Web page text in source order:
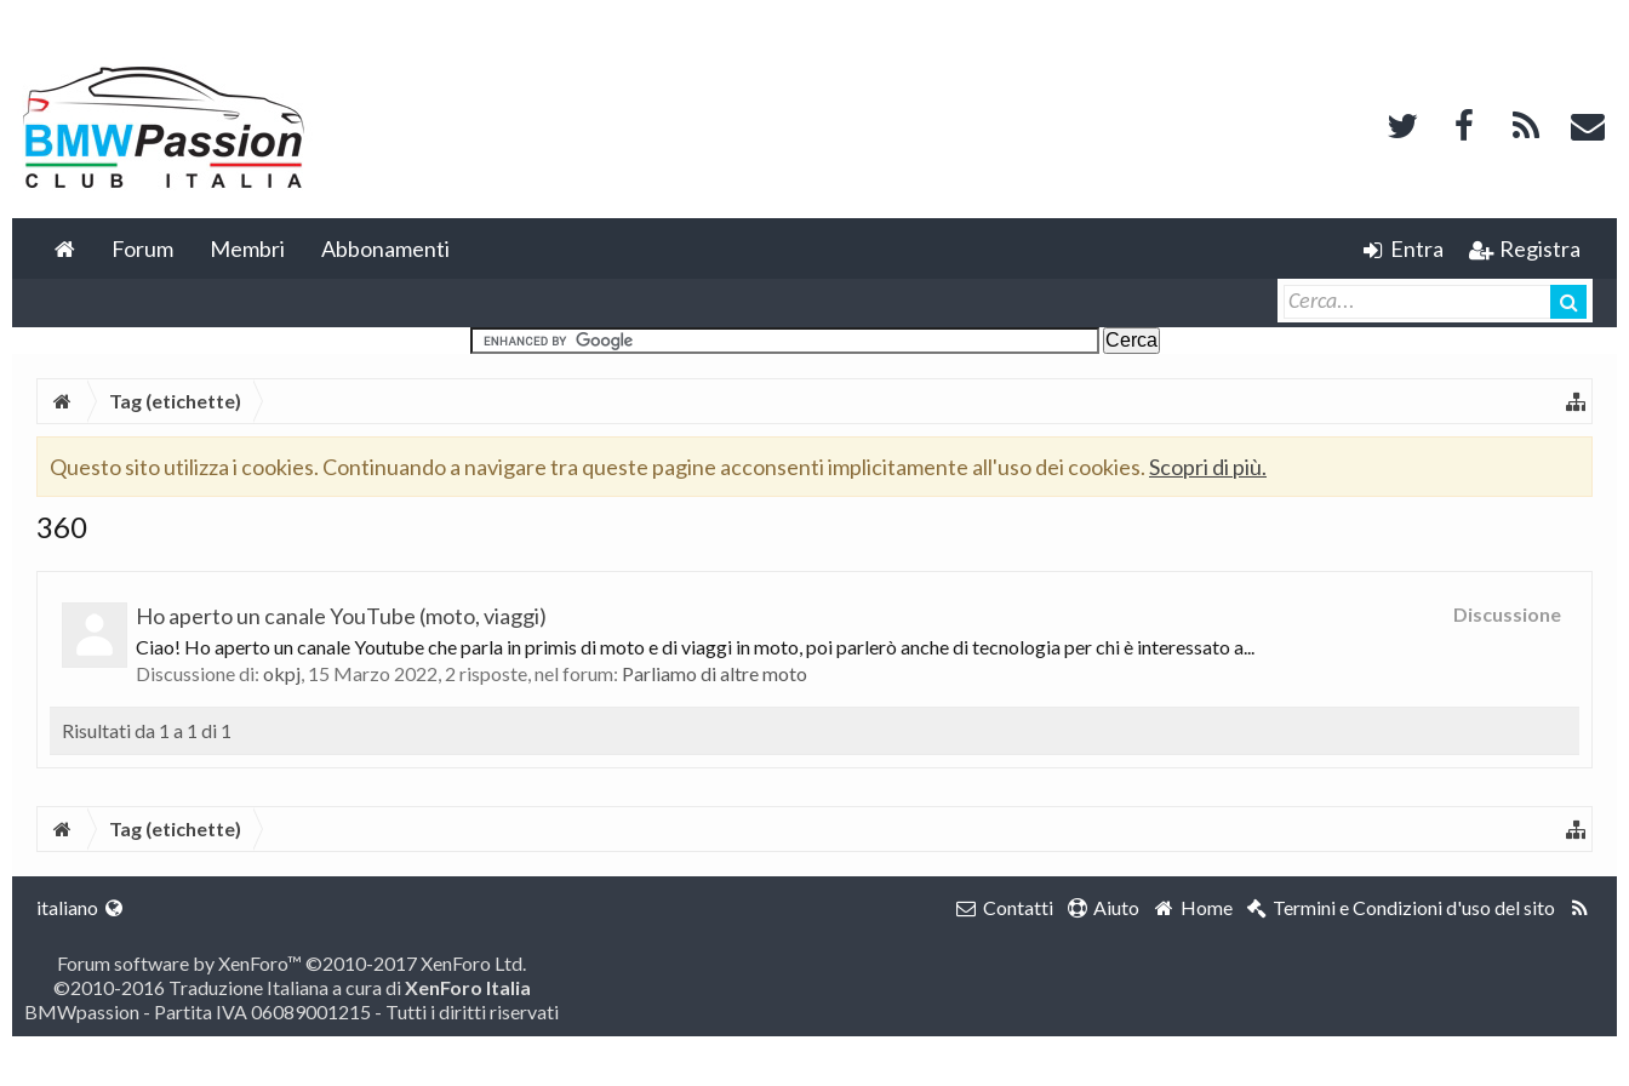
Forum Membri Abbonamenti Entra Registra
Tag (etichette)
Questo sito utilizza i cookies. Continuando a navigare tra queste pagine acconsenti implicitamente all'uso dei cookies.Scopri di più.
360
Discussione
Ho aperto un canale YouTube (moto, viaggi)
Ciao! Ho aperto un canale Youtube che parla in primis di moto e di viaggi in moto, poi parlerò anche di tecnologia per chi è interessato a...
Discussione di: okpj, 15 Marzo 2022, 2 risposte, nel forum: Parliamo di altre moto
Risultati da 1 a 1 di 1
Tag (etichette)
italiano Contatti Aiuto Home Termini e Condizioni d'uso del sito
Forum software by XenForo™ ©2010-2017 XenForo Ltd.
©2010-2016 Traduzione Italiana a cura diXenForo Italia
BMWpassion - Partita IVA 06089001215 - Tutti i diritti riservati